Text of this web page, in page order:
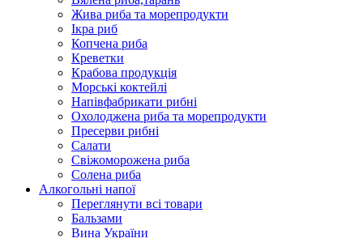
Жива риба та морепродукти
Ікра риб
Копчена риба
Крeветки
Крабова продукція
Морські коктейлi
Напівфабрикати рибні
Охолоджена риба та морепродукти
Пресерви рибні
Сaлати
Свіжоморожена риба
Солена риба
Алкогольні напої
Переглянути всі товари
Бальзами
Вина України